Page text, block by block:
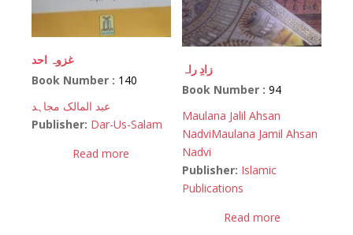
غزوہ احد
Book Number : 140
عبد المالک مجاہد
Publisher: Dar-Us-Salam
Read more
زادِ راہ
Book Number :94
Maulana Jalil Ahsan
NadviMaulana Jamil Ahsan
Nadvi
Publisher: Islamic
Publications
Read more